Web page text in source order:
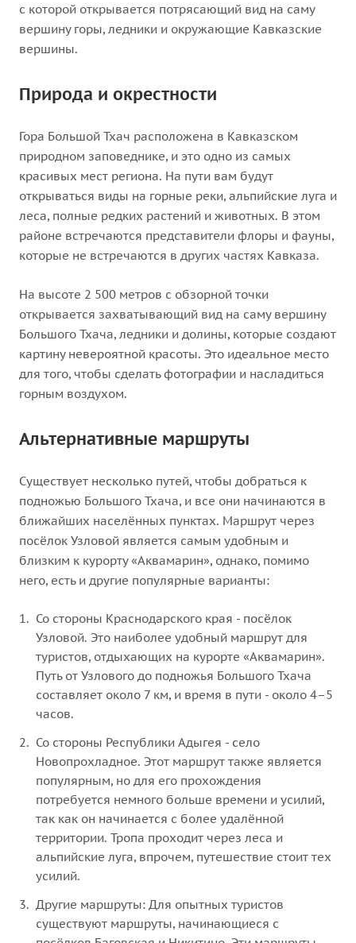
с которой открывается потрясающий вид на саму
вершину горы, ледники и окружающие Кавказские
вершины.
Природа и окрестности
Гора Большой Тхач расположена в Кавказском
природном заповеднике, и это одно из самых
красивых мест региона. На пути вам будут
открываться виды на горные реки, альпийские луга и
леса, полные редких растений и животных. В этом
районе встречаются представители флоры и фауны,
которые не встречаются в других частях Кавказа.
На высоте 2 500 метров с обзорной точки
открывается захватывающий вид на саму вершину
Большого Тхача, ледники и долины, которые создают
картину невероятной красоты. Это идеальное место
для того, чтобы сделать фотографии и насладиться
горным воздухом.
Альтернативные маршруты
Существует несколько путей, чтобы добраться к
подножью Большого Тхача, и все они начинаются в
ближайших населённых пунктах. Маршрут через
посёлок Узловой является самым удобным и
близким к курорту «Аквамарин», однако, помимо
него, есть и другие популярные варианты:
Со стороны Краснодарского края - посёлок
Узловой. Это наиболее удобный маршрут для
туристов, отдыхающих на курорте «Аквамарин».
Путь от Узлового до подножья Большого Тхача
составляет около 7 км, и время в пути - около 4–5
часов.
Со стороны Республики Адыгея - село
Новопрохладное. Этот маршрут также является
популярным, но для его прохождения
потребуется немного больше времени и усилий,
так как он начинается с более удалённой
территории. Тропа проходит через леса и
альпийские луга, впрочем, путешествие стоит тех
усилий.
Другие маршруты: Для опытных туристов
существуют маршруты, начинающиеся с